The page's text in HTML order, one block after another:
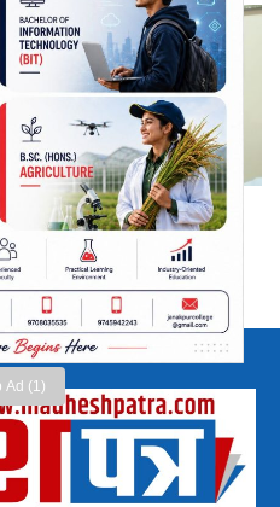
Ad (1)
आफूजस्तै कुर्सीमा